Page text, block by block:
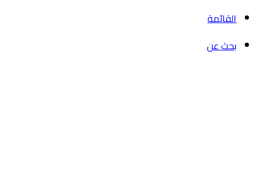
القائمة
بحث عن